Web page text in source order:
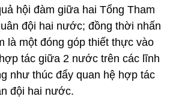
hội đàm giữa hai Tổng Tham
đội hai nước; đồng thời nhấn
là một đóng góp thiết thực vào
tác giữa 2 nước trên các lĩnh
như thúc đẩy quan hệ hợp tác
đội hai nước.